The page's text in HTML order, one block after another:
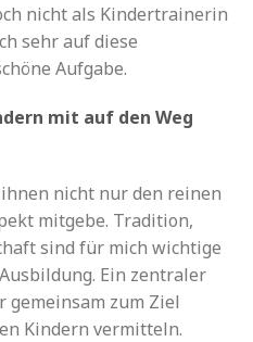
nicht als Kindertrainerin
sehr auf diese
Aufgabe.
mit auf den Weg
nicht nur den reinen
mitgebe. Tradition,
sind für mich wichtige
Ein zentraler
gemeinsam zum Ziel
Kindern vermitteln.